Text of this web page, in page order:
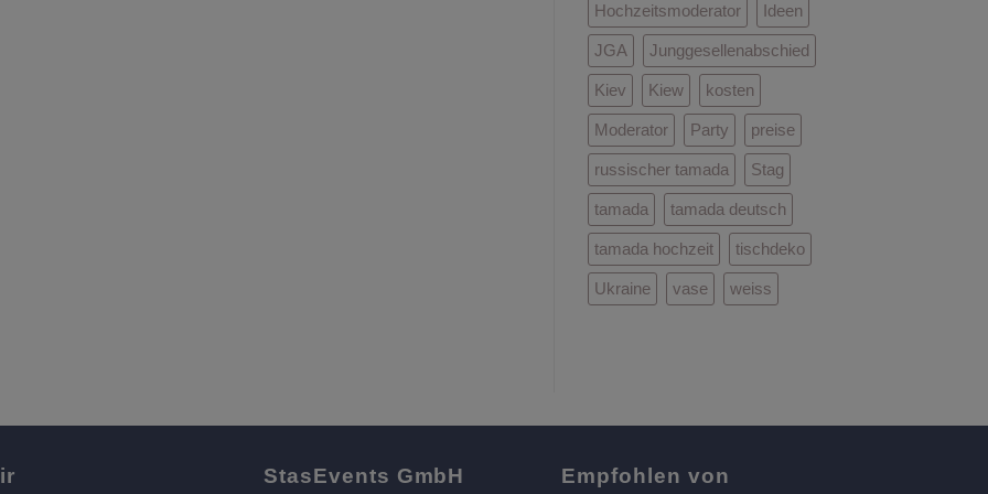
Hochzeitsmoderator Ideen
JGA Junggesellenabschied
Kiev Kiew kosten
Moderator Party preise
russischer tamada Stag
tamada tamada deutsch
tamada hochzeit tischdeko
Ukraine vase weiss
StasEvents GmbH Empfohlen von